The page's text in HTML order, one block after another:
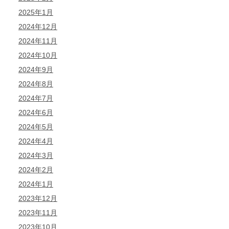
2025年1月
2024年12月
2024年11月
2024年10月
2024年9月
2024年8月
2024年7月
2024年6月
2024年5月
2024年4月
2024年3月
2024年2月
2024年1月
2023年12月
2023年11月
2023年10月